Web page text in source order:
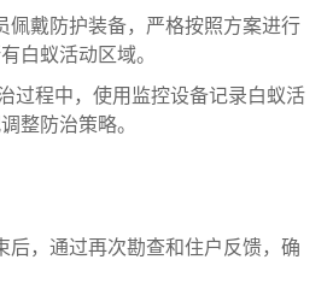
戴防护装备，严格按照方案进行
白蚁活动区域。
程中，使用监控设备记录白蚁活
整防治策略。
，通过再次勘查和住户反馈，确